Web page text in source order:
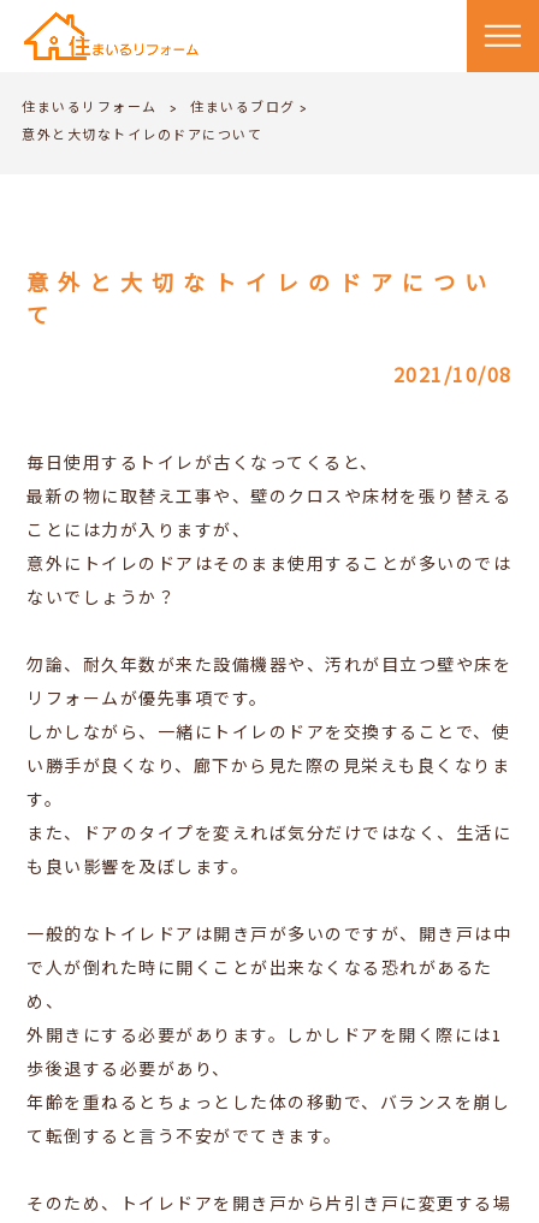
住まいるリフォーム > 住まいるブログ >
意外と大切なトイレのドアについて
意外と大切なトイレのドアについ
て
2021/10/08
毎日使用するトイレが古くなってくると、
最新の物に取替え工事や、壁のクロスや床材を張り替える
ことには力が入りますが、
意外にトイレのドアはそのまま使用することが多いのでは
ないでしょうか？
勿論、耐久年数が来た設備機器や、汚れが目立つ壁や床を
リフォームが優先事項です。
しかしながら、一緒にトイレのドアを交換することで、使
い勝手が良くなり、廊下から見た際の見栄えも良くなりま
す。
また、ドアのタイプを変えれば気分だけではなく、生活に
も良い影響を及ぼします。
一般的なトイレドアは開き戸が多いのですが、開き戸は中
で人が倒れた時に開くことが出来なくなる恐れがあるた
め、
外開きにする必要があります。しかしドアを開く際には1
歩後退する必要があり、
年齢を重ねるとちょっとした体の移動で、バランスを崩し
て転倒すると言う不安がでてきます。
そのため、トイレドアを開き戸から片引き戸に変更する場